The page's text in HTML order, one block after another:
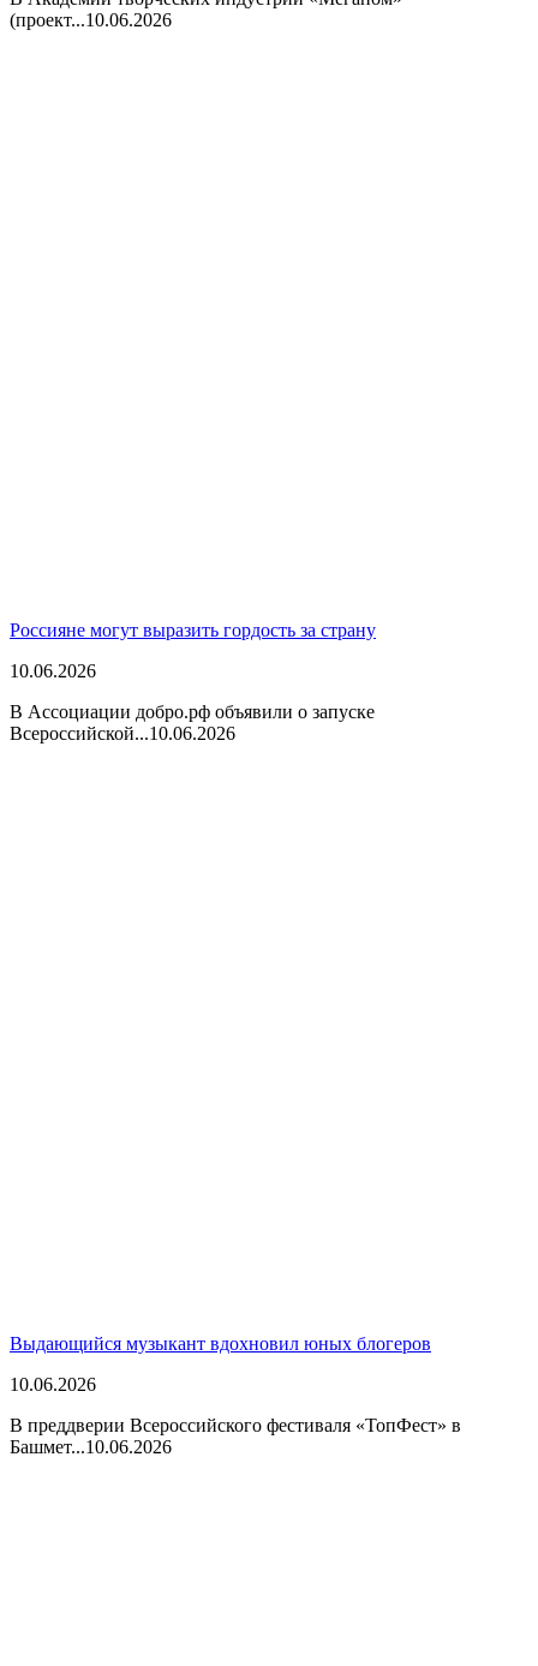
(проект...10.06.2026
Россияне могут выразить гордость за страну
10.06.2026
В Ассоциации добро.рф объявили о запуске
Всероссийской...10.06.2026
Выдающийся музыкант вдохновил юных блогеров
10.06.2026
В преддверии Всероссийского фестиваля «ТопФест» в
Башмет...10.06.2026